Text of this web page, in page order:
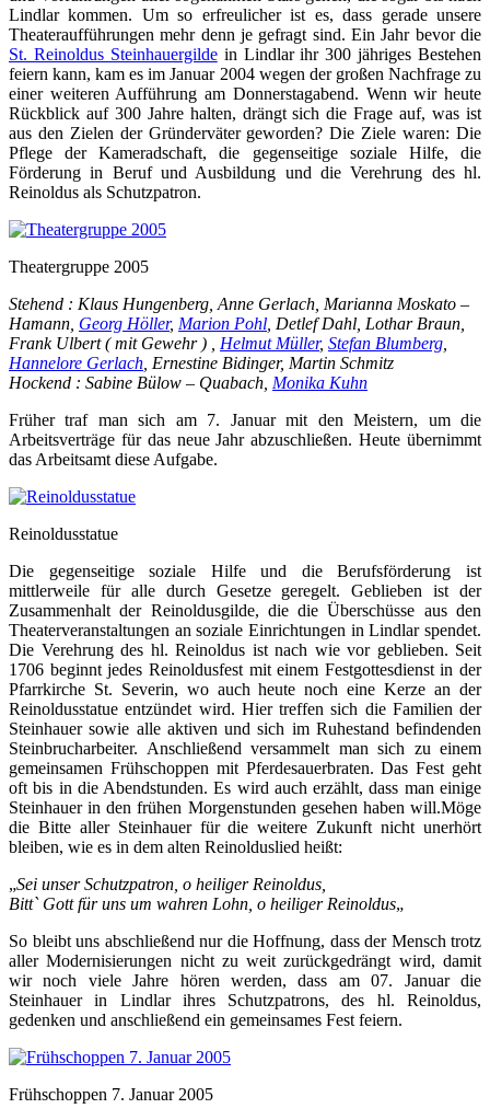
Lindlar kommen. Um so erfreulicher ist es, dass gerade unsere
Theateraufführungen mehr denn je gefragt sind. Ein Jahr bevor die
St. Reinoldus Steinhauergildein Lindlar ihr 300 jähriges Bestehen
feiern kann, kam es im Januar 2004 wegen der großen Nachfrage zu
einer weiteren Aufführung am Donnerstagabend. Wenn wir heute
Rückblick auf 300 Jahre halten, drängt sich die Frage auf, was ist
aus den Zielen der Gründerväter geworden? Die Ziele waren: Die
Pflege der Kameradschaft, die gegenseitige soziale Hilfe, die
Förderung in Beruf und Ausbildung und die Verehrung des hl.
Reinoldus als Schutzpatron.
Theatergruppe 2005
Stehend : Klaus Hungenberg, Anne Gerlach, Marianna Moskato –
Hamann, Georg Höller, Marion Pohl , Detlef Dahl, Lothar Braun,
Frank Ulbert ( mit Gewehr ) , Helmut Müller, Stefan Blumberg
Hannelore Gerlach , Ernestine Bidinger, Martin Schmitz
Hockend : Sabine Bülow – Quabach, Monika Kuhn
Früher traf man sich am 7. Januar mit den Meistern, um die
Arbeitsverträge für das neue Jahr abzuschließen. Heute übernimmt
das Arbeitsamt diese Aufgabe.
Reinoldusstatue
Die gegenseitige soziale Hilfe und die Berufsförderung ist
mittlerweile für alle durch Gesetze geregelt. Geblieben ist der
Zusammenhalt der Reinoldusgilde, die die Überschüsse aus den
Theaterveranstaltungen an soziale Einrichtungen in Lindlar spendet.
Die Verehrung des hl. Reinoldus ist nach wie vor geblieben. Seit
1706 beginnt jedes Reinoldusfest mit einem Festgottesdienst in der
Pfarrkirche St. Severin, wo auch heute noch eine Kerze an der
Reinoldusstatue entzündet wird. Hier treffen sich die Familien der
Steinhauer sowie alle aktiven und sich im Ruhestand befindenden
Steinbrucharbeiter. Anschließend versammelt man sich zu einem
gemeinsamen Frühschoppen mit Pferdesauerbraten. Das Fest geht
oft bis in die Abendstunden. Es wird auch erzählt, dass man einige
Steinhauer in den frühen Morgenstunden gesehen haben will.Möge
die Bitte aller Steinhauer für die weitere Zukunft nicht unerhört
bleiben, wie es in dem alten Reinolduslied heißt:
„Sei unser Schutzpatron, o heiliger Reinoldus,
Bitt` Gott für uns um wahren Lohn, o heiliger Reinoldus„
So bleibt uns abschließend nur die Hoffnung, dass der Mensch trotz
aller Modernisierungen nicht zu weit zurückgedrängt wird, damit
wir noch viele Jahre hören werden, dass am 07. Januar die
Steinhauer in Lindlar ihres Schutzpatrons, des hl. Reinoldus,
gedenken und anschließend ein gemeinsames Fest feiern.
Frühschoppen 7. Januar 2005